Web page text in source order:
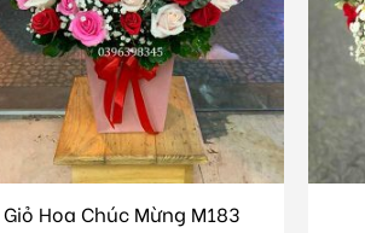
Giỏ Hoa Chúc Mừng M183